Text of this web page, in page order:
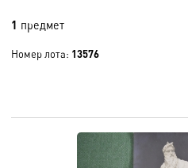
1 предмет
Номер лота: 13576